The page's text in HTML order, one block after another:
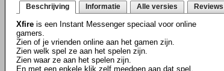
Beschrijving Informatie Alle versies Reviews
Xfire is een Instant Messenger speciaal voor online
gamers.
Zien of je vrienden online aan het gamen zijn.
Zien welk spel ze aan het spelen zijn.
Zien waar ze aan het spelen zijn.
En met een enkele klik zelf meedoen aan dat spel.